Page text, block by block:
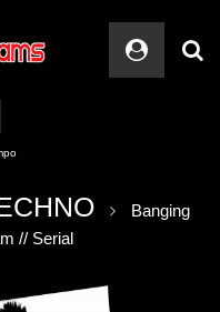
Banging
// Serial